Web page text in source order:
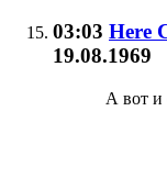
03:03 Here
19.08.1969
А вот и